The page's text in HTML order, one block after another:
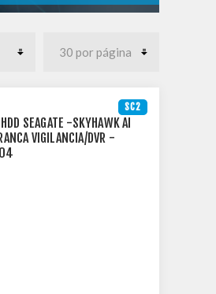
SC2